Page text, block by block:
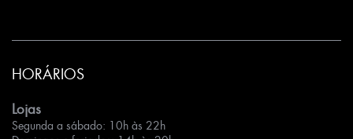
HORÁRIOS
Lojas
Segunda a sábado: 10h às 22h